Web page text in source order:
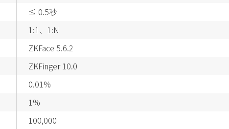
≤ 0.5秒
1:1、1:N
ZKFace 5.6.2
ZKFinger 10.0
0.01%
1%
100,000